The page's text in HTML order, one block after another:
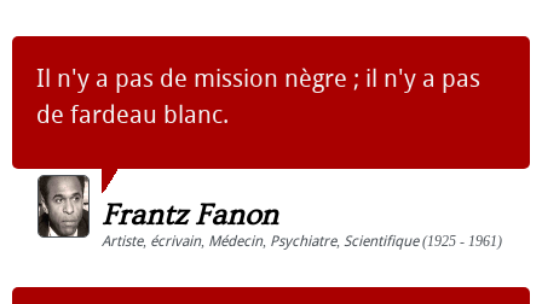
Il n'y a pas de mission nègre ; il n'y a pas
de fardeau blanc.
Frantz Fanon
Artiste, écrivain, Médecin, Psychiatre, Scientifique(1925 - 1961)